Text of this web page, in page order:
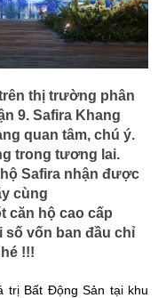
thị trường phân
9. Safira Khang
quan tâm, chú ý.
trong tương lai.
Safira nhận được
cùng
căn hộ cao cấp
số vốn ban đầu chỉ
!!!
trị Bất Động Sản tại khu